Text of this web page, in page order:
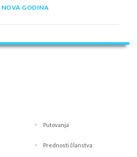
NOVA GODINA
Putovanja
Prednosti članstva